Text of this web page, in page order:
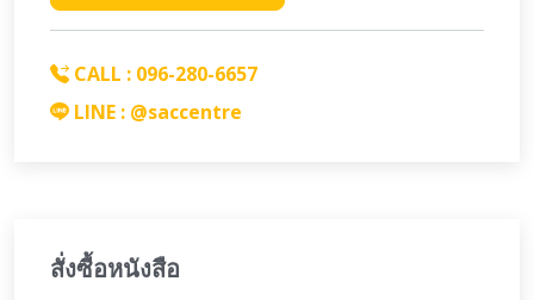
CALL : 096-280-6657
LINE : @saccentre
สั่งซื้อหนังสือ